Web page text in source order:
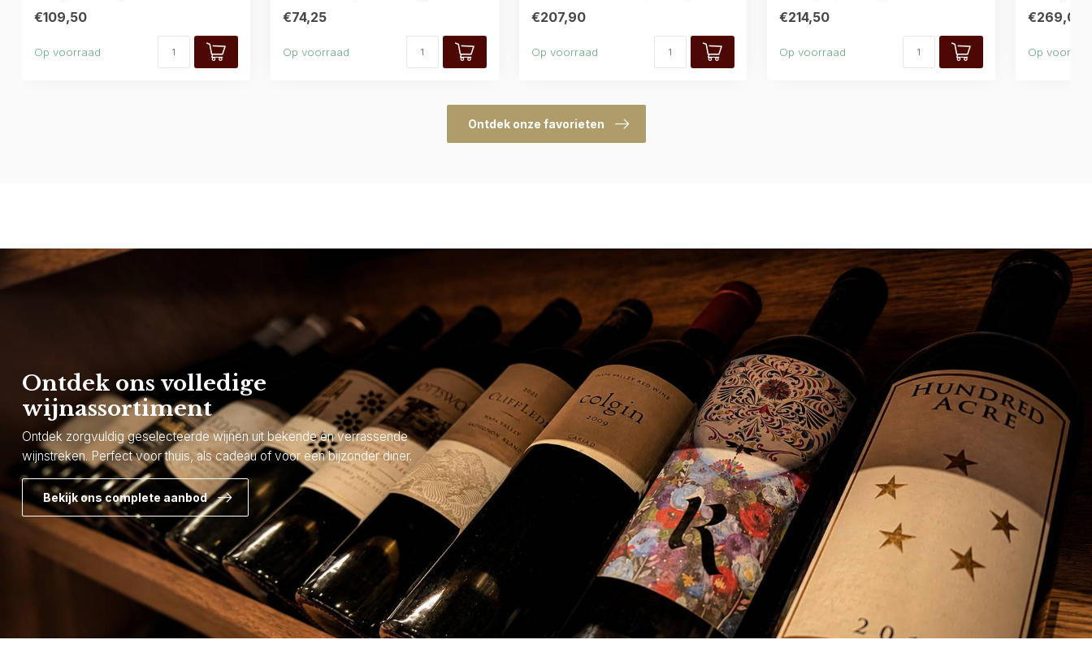
€109,50
Op voorraad
€74,25
Op voorraad
€207,90
Op voorraad
€214,50
Op voorraad
€269,00
Op
Ontdek onze favorieten
Ontdek ons volledige
wijnassortiment
Ontdek zorgvuldig geselecteerde wijnen uit bekende én verrassende
wijnstreken. Perfect voor thuis, als cadeau of voor een bijzonder diner.
Bekijk ons complete aanbod